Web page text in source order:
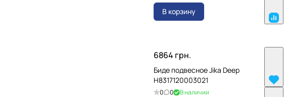
В корзину
6864 грн.
Биде подвесное Jika Deep
H8317120003021
0 0 В наличии